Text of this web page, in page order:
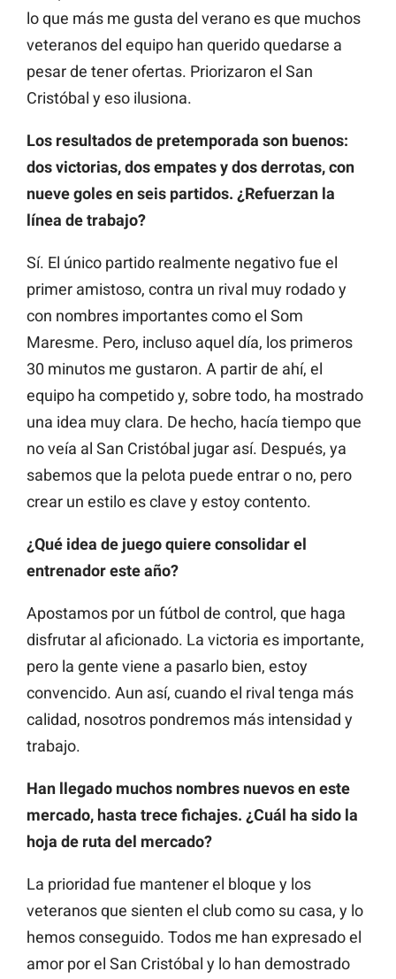
lo que más me gusta del verano es que muchos
veteranos del equipo han querido quedarse a
pesar de tener ofertas. Priorizaron el San
Cristóbal y eso ilusiona.
Los resultados de pretemporada son buenos:
dos victorias, dos empates y dos derrotas, con
nueve goles en seis partidos. ¿Refuerzan la
línea de trabajo?
Sí. El único partido realmente negativo fue el
primer amistoso, contra un rival muy rodado y
con nombres importantes como el Som
Maresme. Pero, incluso aquel día, los primeros
30 minutos me gustaron. A partir de ahí, el
equipo ha competido y, sobre todo, ha mostrado
una idea muy clara. De hecho, hacía tiempo que
no veía al San Cristóbal jugar así. Después, ya
sabemos que la pelota puede entrar o no, pero
crear un estilo es clave y estoy contento.
¿Qué idea de juego quiere consolidar el
entrenador este año?
Apostamos por un fútbol de control, que haga
disfrutar al aficionado. La victoria es importante,
pero la gente viene a pasarlo bien, estoy
convencido. Aun así, cuando el rival tenga más
calidad, nosotros pondremos más intensidad y
trabajo.
Han llegado muchos nombres nuevos en este
mercado, hasta trece fichajes. ¿Cuál ha sido la
hoja de ruta del mercado?
La prioridad fue mantener el bloque y los
veteranos que sienten el club como su casa, y lo
hemos conseguido. Todos me han expresado el
amor por el San Cristóbal y lo han demostrado